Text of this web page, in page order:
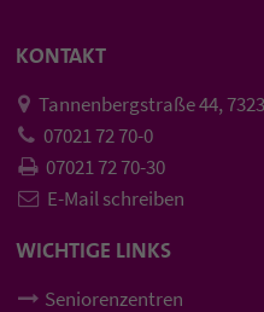
KONTAKT
Tannenbergstraße 44,
07021 72 70-0
07021 72 70-30
E-Mail schreiben
WICHTIGE LINKS
Seniorenzentren